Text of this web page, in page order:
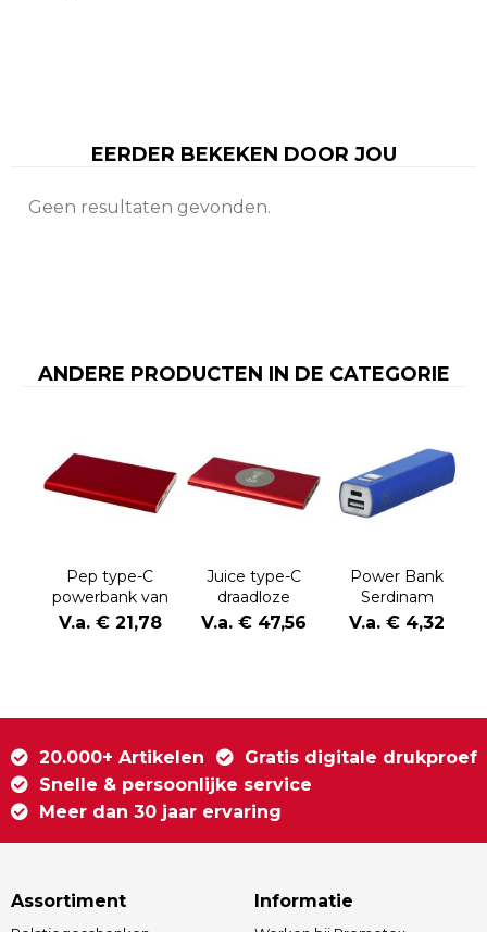
EERDER BEKEKEN DOOR JOU
Geen resultaten gevonden.
ANDERE PRODUCTEN IN DE CATEGORIE
Pep type-C
powerbank van
4000 mAh van
gerecycled
V.a. € 21,78
Juice type-C
draadloze
powerbank van
8000 mAh van
V.a. € 47,56
Power Bank
Serdinam
V.a. € 4,32
20.000+ Artikelen
Gratis digitale drukproef
Snelle & persoonlijke service
Meer dan 30 jaar ervaring
Assortiment Informatie